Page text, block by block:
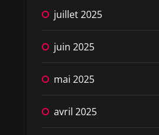
juillet 2025
juin 2025
mai 2025
avril 2025